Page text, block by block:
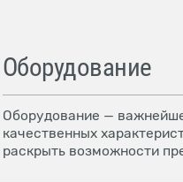
Оборудование
Оборудование —
качественных
раскрыть возможности